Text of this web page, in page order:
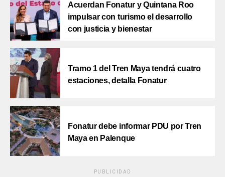
Acuerdan Fonatur y Quintana Roo
impulsar con turismo el desarrollo
con justicia y bienestar
Tramo 1 del Tren Maya tendrá cuatro
estaciones, detalla Fonatur
Fonatur debe informar PDU por Tren
Maya en Palenque
PUBLICIDAD